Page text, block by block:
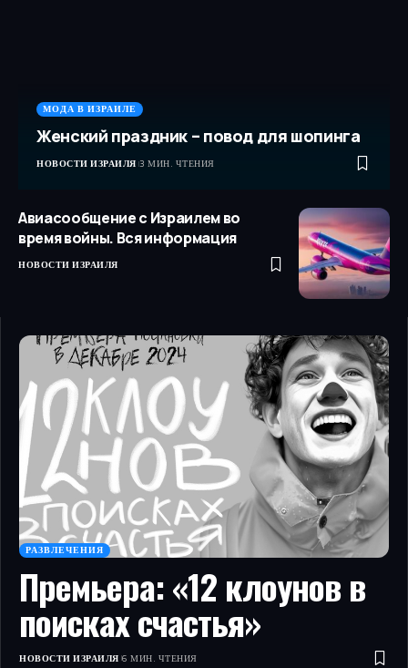
МОДА В ИЗРАИЛЕ
Женский праздник – повод для шопинга
НОВОСТИ ИЗРАИЛЯ 3 МИН. ЧТЕНИЯ
Авиасообщение с Израилем во
время войны. Вся информация
НОВОСТИ ИЗРАИЛЯ
РАЗВЛЕЧЕНИЯ
Премьера: «12 клоунов в
поисках счастья»
НОВОСТИ ИЗРАИЛЯ 6 МИН. ЧТЕНИЯ